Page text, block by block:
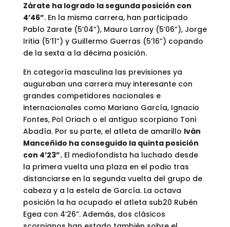
Zárate ha logrado la segunda posición con
4’46”. En la misma carrera, han participado
Pablo Zarate (5’04”), Mauro Larroy (5’06”), Jorge
Iritia (5’11”) y Guillermo Guerras (5’16”) copando
de la sexta a la décima posición.
En categoría masculina las previsiones ya
auguraban una carrera muy interesante con
grandes competidores nacionales e
internacionales como Mariano García, Ignacio
Fontes, Pol Oriach o el antiguo scorpiano Toni
Abadía. Por su parte, el atleta de amarillo Iván
Manceñido ha conseguido la quinta posición
con 4’23”.El mediofondista ha luchado desde
la primera vuelta una plaza en el podio tras
distanciarse en la segunda vuelta del grupo de
cabeza y a la estela de García. La octava
posición la ha ocupado el atleta sub20 Rubén
Egea con 4’26”. Además, dos clásicos